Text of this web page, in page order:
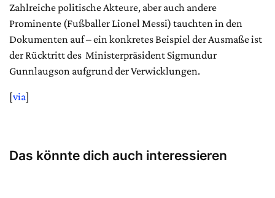
Zahlreiche politische Akteure, aber auch andere
Prominente (Fußballer Lionel Messi) tauchten in den
Dokumenten auf – ein konkretes Beispiel der Ausmaße ist
der Rücktritt des Ministerpräsident Sigmundur
Gunnlaugson aufgrund der Verwicklungen.
[via]
Das könnte dich auch interessieren